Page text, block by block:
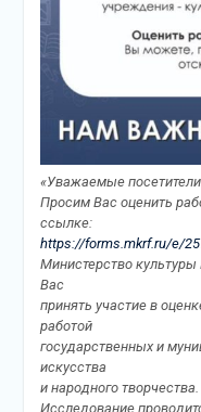
«Уважаемые
Просим Вас оценить
ссылке:
https://forms.mkrf.ru/e/
Министерство
Вас
принять участие в
работой
государственных и
искусства
и народного творчества.
Исследование